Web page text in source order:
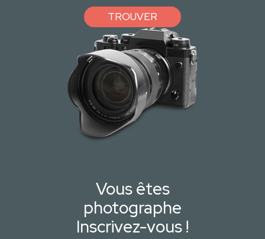
TROUVER
Vous êtes
photographe
Inscrivez-vous !